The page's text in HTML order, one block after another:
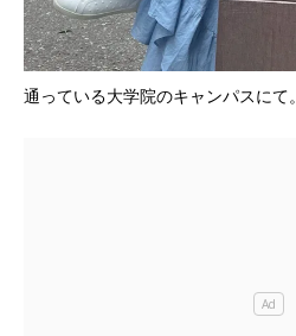
通っている大学院のキャンパスにて。